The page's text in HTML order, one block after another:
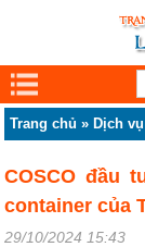
Trang chủ » Dịch
COSCO đầu
container của
29/10/2024 15:43